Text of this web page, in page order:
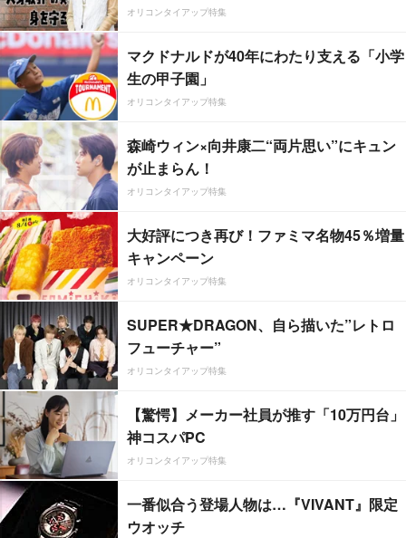
オリコンタイアップ特集
マクドナルドが40年にわたり支える「小学
生の甲子園」
オリコンタイアップ特集
森崎ウィン×向井康二“両片思い”にキュン
が止まらん！
オリコンタイアップ特集
大好評につき再び！ファミマ名物45％増量
キャンペーン
オリコンタイアップ特集
SUPER★DRAGON、自ら描いた”レトロ
フューチャー”
オリコンタイアップ特集
【驚愕】メーカー社員が推す「10万円台」
神コスパPC
オリコンタイアップ特集
一番似合う登場人物は…『VIVANT』限定
ウオッチ